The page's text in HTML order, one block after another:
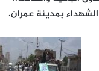
بمدينة عمران.